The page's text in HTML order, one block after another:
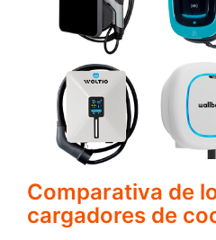
Comparativa de
cargadores de